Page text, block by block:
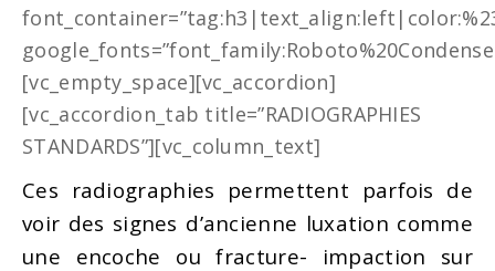
[vc_empty_space][vc_accordion]
[vc_accordion_tab title=”RADIOGRAPHIES
STANDARDS”][vc_column_text]
Ces radiographies permettent parfois de
voir des signes d’ancienne luxation comme
une encoche ou fracture- impaction sur